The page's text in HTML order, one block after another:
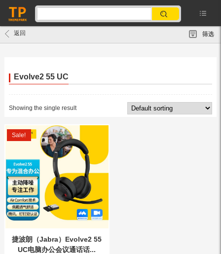
返回 筛选
Evolve2 55 UC
Showing the single result
Sale!
捷波朗（Jabra）Evolve2 55
UC电脑办公会议通话话...